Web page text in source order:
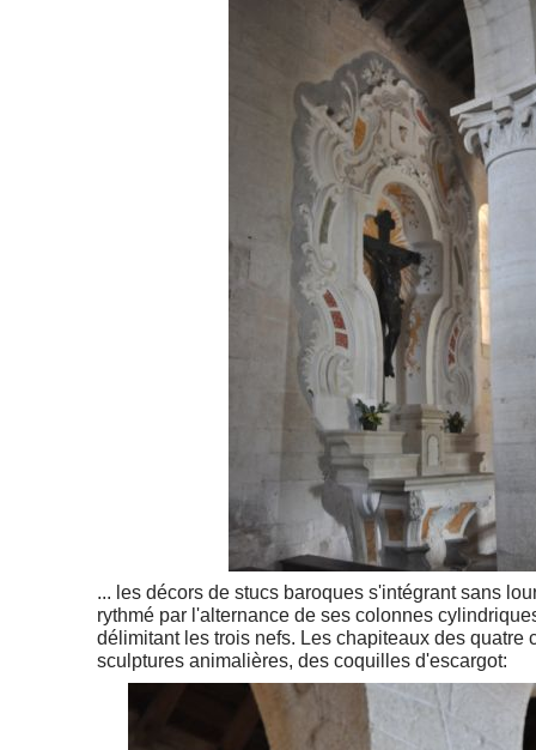
... les décors de stucs baroques s'intégrant sans
rythmé par l'alternance de ses colonnes
délimitant les trois nefs. Les chapiteaux des quatre
sculptures animalières, des coquilles d'escargot: